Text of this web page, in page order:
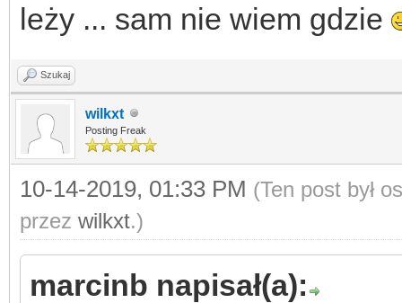
leży ... sam nie wiem gdzie
Szukaj
wilkxt
Posting Freak
10-14-2019, 01:33 PM (Ten post był
przez wilkxt.)
marcinb napisał(a):